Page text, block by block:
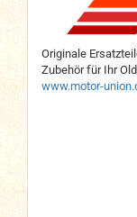
Originale
Zubehör für Ihr
www.motor-